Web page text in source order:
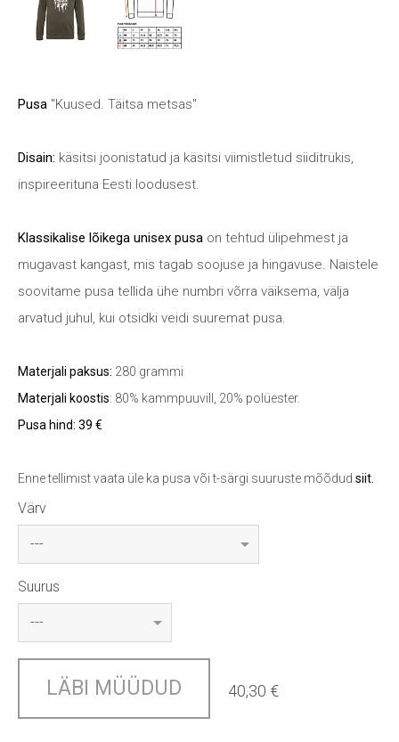
Pusa "Kuused. Täitsa metsas"
Disain: käsitsi joonistatud ja käsitsi viimistletud siiditrükis,
inspireerituna Eesti loodusest.
Klassikalise lõikega unisex pusa on tehtud ülipehmest ja
mugavast kangast, mis tagab soojuse ja hingavuse. Naistele
soovitame pusa tellida ühe numbri võrra väiksema, välja
arvatud juhul, kui otsidki veidi suuremat pusa.
Materjali paksus: 280 grammi
Materjali koostis: 80% kammpuuvill, 20% polüester.
Pusa hind: 39 €
Enne tellimist vaata üle ka pusa või t-särgi suuruste mõõdud siit.
Värv
Suurus
LÄBI MÜÜDUD 40,30 €